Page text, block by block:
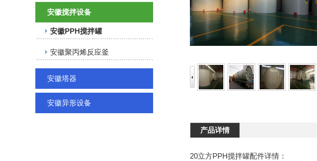
安徽搅拌设备
安徽PPH搅拌罐
安徽聚丙烯反应釜
安徽塔器
安徽异形设备
产品详情
20立方PPH搅拌罐配件详情：